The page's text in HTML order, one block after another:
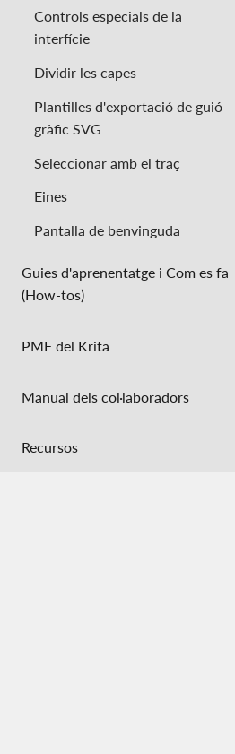
Controls especials de la
interfície
Dividir les capes
Plantilles d'exportació de guió
gràfic SVG
Seleccionar amb el traç
Eines
Pantalla de benvinguda
Guies d'aprenentatge i Com es fa
(How-tos)
PMF del Krita
Manual dels col·laboradors
Recursos